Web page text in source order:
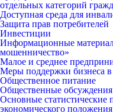
отдельных категорий
Доступная среда для
Защита прав потребителей
Инвестиции
Информационные
мошенничество»
Малое и среднее
Меры поддержки бизнеса в
Общественное питание
Общественные обсуждения
Основные статистические
экономического